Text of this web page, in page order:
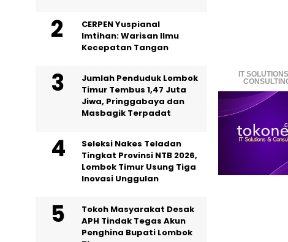
IT
CERPEN Yuspianal
Imtihan: Warisan Ilmu
Kecepatan Tangan
Jumlah Penduduk Lombok
Timur Tembus 1,47 Juta
Jiwa, Pringgabaya dan
Masbagik Terpadat
Seleksi Nakes Teladan
Tingkat Provinsi NTB 2026,
Lombok Timur Usung Tiga
Inovasi Unggulan
Tokoh Masyarakat Desak
APH Tindak Tegas Akun
Penghina Bupati Lombok